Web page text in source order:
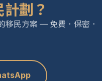
劃？
移民方案 — 免費．保密．